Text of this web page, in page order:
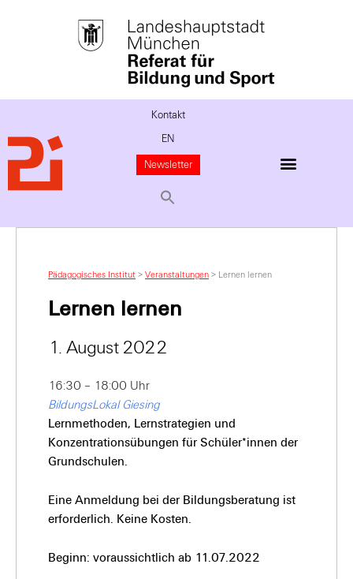
Kontakt
EN
Newsletter
Pädagogisches Institut > Veranstaltungen > Lernen lernen
Lernen lernen
1. August 2022
16:30 – 18:00 Uhr
BildungsLokal Giesing
Lernmethoden, Lernstrategien und
Konzentrationsübungen für Schüler*innen der
Grundschulen.
Eine Anmeldung bei der Bildungsberatung ist
erforderlich. Keine Kosten.
Beginn: voraussichtlich ab 11.07.2022